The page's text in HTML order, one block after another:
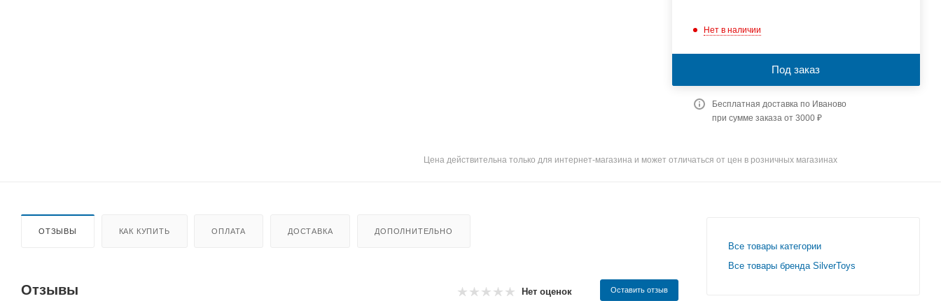
Нет в наличии
Под заказ
Бесплатная доставка по Иваново
при сумме заказа от 3000 ₽
Цена действительна только для интернет-магазина и может отличаться от цен в розничных магазинах
ОТЗЫВЫ КАК КУПИТЬ ОПЛАТА ДОСТАВКА ДОПОЛНИТЕЛЬНО
Отзывы Нет оценок Оставить отзыв
Все товары категории
Все товары бренда SilverToys